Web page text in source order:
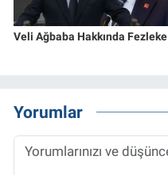
Veli Ağbaba Hakkında Fezleke
Yorumlar